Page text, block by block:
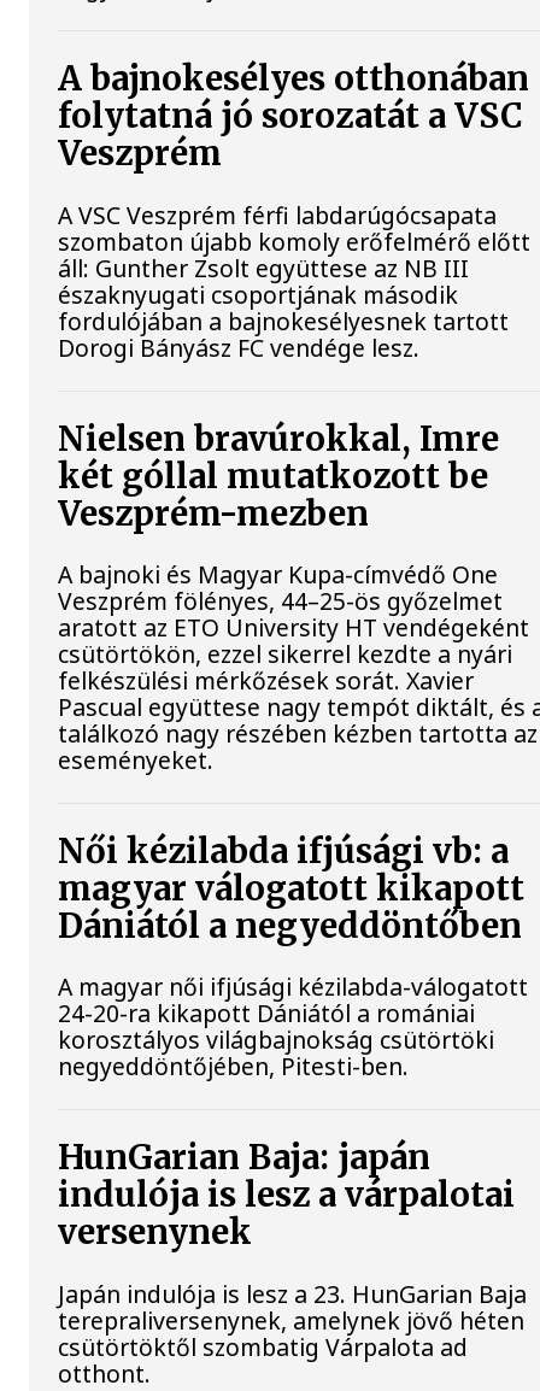
A bajnokesélyes otthonában
folytatná jó sorozatát a VSC
Veszprém
A VSC Veszprém férfi labdarúgócsapata
szombaton újabb komoly erőfelmérő előtt
áll: Gunther Zsolt együttese az NB III
északnyugati csoportjának második
fordulójában a bajnokesélyesnek tartott
Dorogi Bányász FC vendége lesz.
Nielsen bravúrokkal, Imre
két góllal mutatkozott be
Veszprém-mezben
A bajnoki és Magyar Kupa-címvédő One
Veszprém fölényes, 44–25-ös győzelmet
aratott az ETO University HT vendégeként
csütörtökön, ezzel sikerrel kezdte a nyári
felkészülési mérkőzések sorát. Xavier
Pascual együttese nagy tempót diktált, és
találkozó nagy részében kézben tartotta az
eseményeket.
Női kézilabda ifjúsági vb: a
magyar válogatott kikapott
Dániától a negyeddöntőben
A magyar női ifjúsági kézilabda-válogatott
24-20-ra kikapott Dániától a romániai
korosztályos világbajnokság csütörtöki
negyeddöntőjében, Pitesti-ben.
HunGarian Baja: japán
indulója is lesz a várpalotai
versenynek
Japán indulója is lesz a 23. HunGarian Baja
terepraliversenynek, amelynek jövő héten
csütörtöktől szombatig Várpalota ad
otthont.